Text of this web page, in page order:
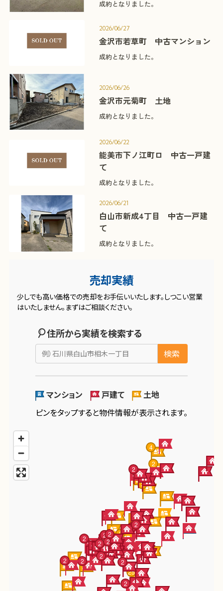
成約となりました。
2026/06/27
金沢市若草町 中古マンション
成約となりました。
2026/06/26
金沢市元菊町 土地
成約となりました。
2026/06/22
能美市下ノ江町ロ 中古一戸建
て
成約となりました。
2026/06/21
白山市新成4丁目 中古一戸建
て
成約となりました。